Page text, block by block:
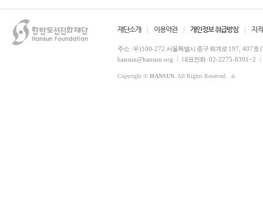
재단소개 이용약관 개인정보 취급방침 지
주소 : 우)100-272 서울특별시 중구 퇴계로 197, 407호
hansun@hansun.org
대표전화 :02-2275-8391~2
Copyright © HANSUN . All Rights Reserved.